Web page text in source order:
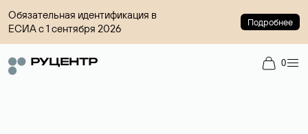
Обязательная идентификация в
ЕСИА с 1 сентября 2026
Подробнее
0